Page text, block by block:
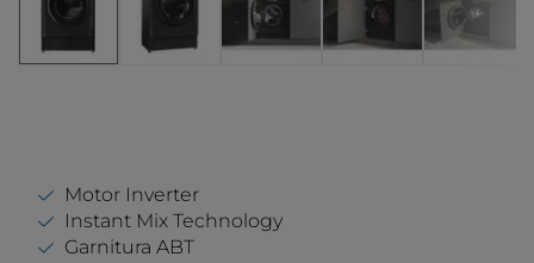
Motor Inverter
Instant Mix Technology
Garnitura ABT